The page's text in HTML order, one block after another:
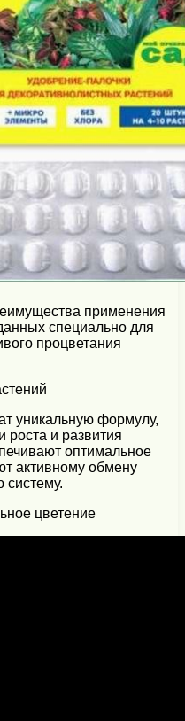
применения
специально для
процветания
уникальную формулу,
роста и развития
оптимальное
активному обмену
систему.
цветение